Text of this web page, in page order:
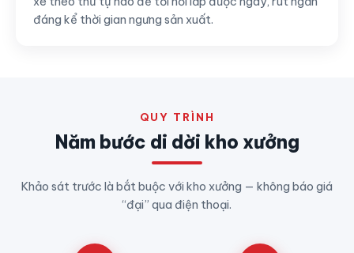
đáng kể thời gian ngưng sản xuất.
QUY TRÌNH
Năm bước di dời kho xưởng
Khảo sát trước là bắt buộc với kho xưởng — không báo giá
“đại” qua điện thoại.